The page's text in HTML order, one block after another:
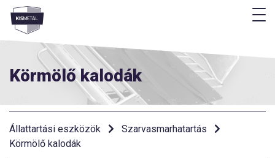
Menü
Körmölő kalodák
Állattartási eszközök
Szarvasmarhatartás
Körmölő kalodák